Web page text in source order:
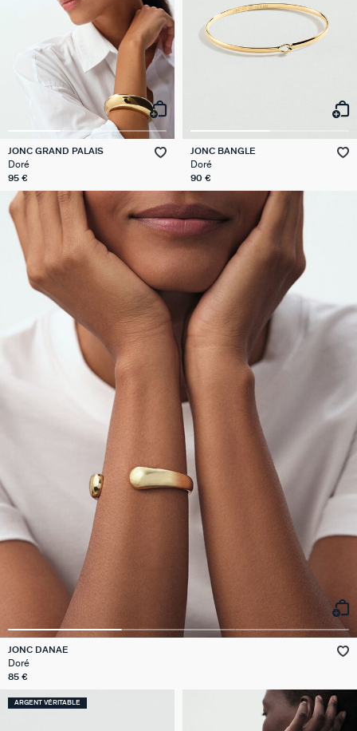
JONC GRAND PALAIS
Doré
95 €
JONC BANGLE
Doré
90 €
JONC DANAE
Doré
85 €
ARGENT VÉRITABLE